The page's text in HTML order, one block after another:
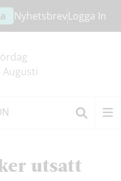
NyhetsbrevLogga In
Augusti
utsatt